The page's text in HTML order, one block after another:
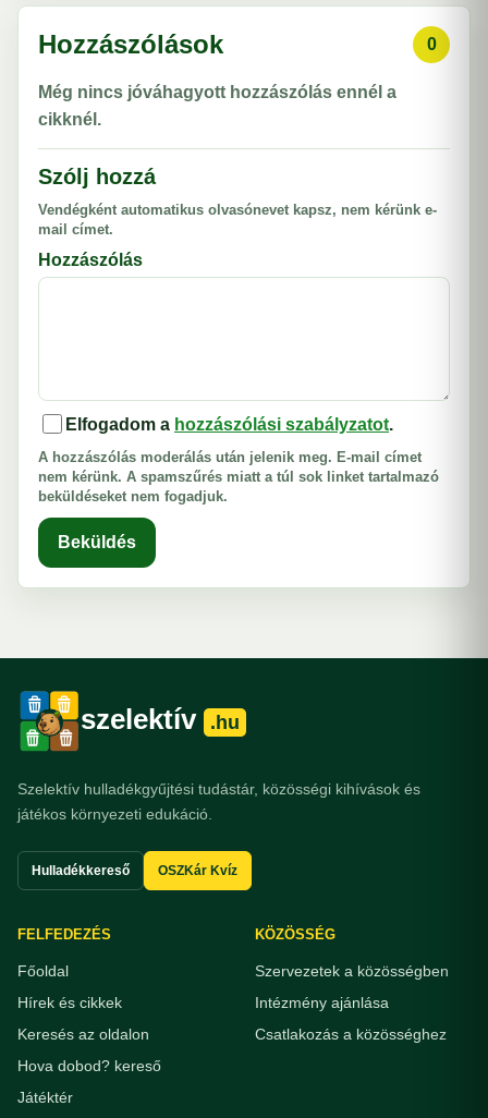
Hozzászólások 0
Még nincs jóváhagyott hozzászólás ennél a
cikknél.
Szólj hozzá
Vendégként automatikus olvasónevet kapsz, nem kérünk e-
mail címet.
Hozzászólás
Elfogadom a hozzászólási szabályzatot.
A hozzászólás moderálás után jelenik meg. E-mail címet
nem kérünk. A spamszűrés miatt a túl sok linket tartalmazó
beküldéseket nem fogadjuk.
Beküldés
szelektív .hu
Szelektív hulladékgyűjtési tudástár, közösségi kihívások és
játékos környezeti edukáció.
Hulladékkereső OSZKár Kvíz
FELFEDEZÉS
Főoldal
Hírek és cikkek
Keresés az oldalon
Hova dobod? kereső
Játéktér
KÖZÖSSÉG
Szervezetek a közösségben
Intézmény ajánlása
Csatlakozás a közösséghez